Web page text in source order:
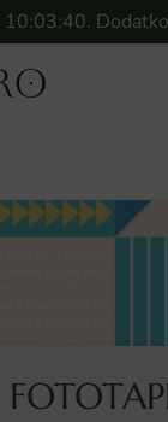
10:03:38.